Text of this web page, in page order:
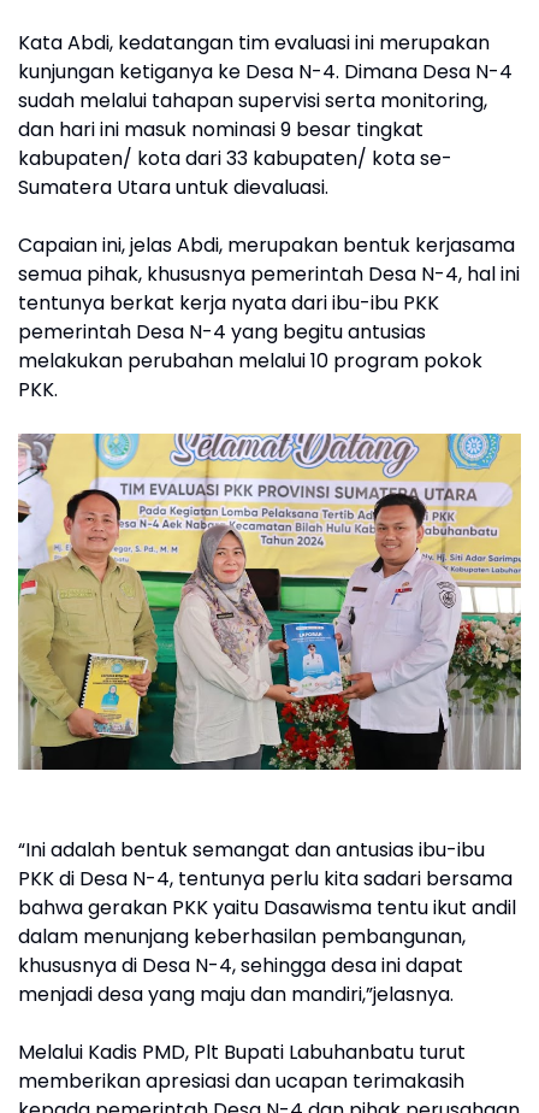
Kata Abdi, kedatangan tim evaluasi ini merupakan
kunjungan ketiganya ke Desa N-4. Dimana Desa N-4
sudah melalui tahapan supervisi serta monitoring,
dan hari ini masuk nominasi 9 besar tingkat
kabupaten/ kota dari 33 kabupaten/ kota se-
Sumatera Utara untuk dievaluasi.
Capaian ini, jelas Abdi, merupakan bentuk kerjasama
semua pihak, khususnya pemerintah Desa N-4, hal ini
tentunya berkat kerja nyata dari ibu-ibu PKK
pemerintah Desa N-4 yang begitu antusias
melakukan perubahan melalui 10 program pokok
PKK.
“Ini adalah bentuk semangat dan antusias ibu-ibu
PKK di Desa N-4, tentunya perlu kita sadari bersama
bahwa gerakan PKK yaitu Dasawisma tentu ikut andil
dalam menunjang keberhasilan pembangunan,
khususnya di Desa N-4, sehingga desa ini dapat
menjadi desa yang maju dan mandiri,”jelasnya.
Melalui Kadis PMD, Plt Bupati Labuhanbatu turut
memberikan apresiasi dan ucapan terimakasih